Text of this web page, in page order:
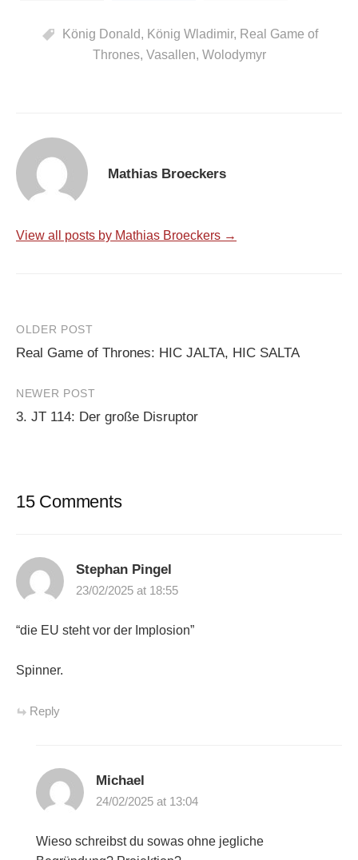
König Donald, König Wladimir, Real Game of
Thrones, Vasallen, Wolodymyr
Mathias Broeckers
View all posts by Mathias Broeckers →
Post
navigation
OLDER POST
Real Game of Thrones: HIC JALTA, HIC SALTA
NEWER POST
3. JT 114: Der große Disruptor
15 Comments
Stephan Pingel
23/02/2025 at 18:55
“die EU steht vor der Implosion”
Spinner.
Reply
Michael
24/02/2025 at 13:04
Wieso schreibst du sowas ohne jegliche